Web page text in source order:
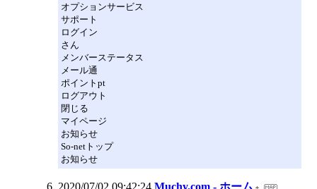
オプションサービス
サポート
ログイン
さん
メンバーステータス
メール通
ポイントpt
ログアウト
閉じる
マイページ
お知らせ
So-netトップ
お知らせ
2020/07/02 09:42:24 Muchy.com - ホーム